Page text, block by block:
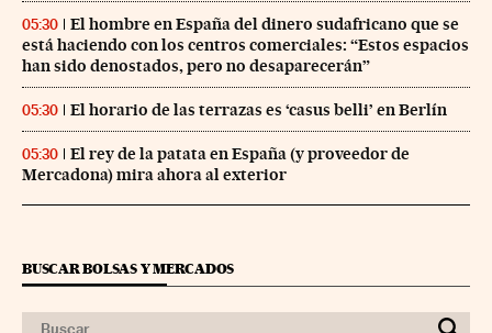
05:30
El hombre en España del dinero sudafricano que se
está haciendo con los centros comerciales: “Estos espacios
han sido denostados, pero no desaparecerán”
05:30 El horario de las terrazas es ‘casus belli’ en Berlín
05:30
El rey de la patata en España (y proveedor de
Mercadona) mira ahora al exterior
BUSCAR BOLSAS Y MERCADOS